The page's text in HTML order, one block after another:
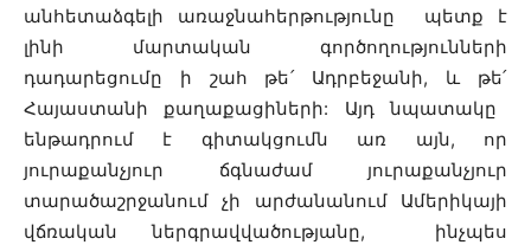
անհետաձգելի առաջնահերթությունը պետք է
լինի մարտական գործողությունների
դադարեցումը ի շահ թե՛Ադրբեջանի, և թե՛
Հայաստանի քաղաքացիների: Այդ նպատակը
ենթադրում է գիտակցումն առ այն, որ
յուրաքանչյուր ճգնաժամ յուրաքանչյուր
տարածաշրջանում չի արժանանում Ամերիկայի
վճռական ներգրավվածությանը, ինչպես